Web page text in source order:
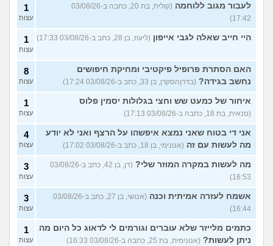
לעבור מגוב ללוחמה
(קולית, בת 20, כתבה ב-03/08/26
17:42)
1
עצות
היי חייב שאלה לגבי אייפון (ליעוז, בן 28, כתב ב-03/08/26 17:33) 1
עצות
האם הסתרת פרופיל פיקטיבי ומחיקת חיפושים
נחשב בגידה? (בדרןהסקרן, בן 33, כתב ב-03/08/26 17:24)
8
עצות
איחור של כמעט שש וחצי בגלולות יסמין פלוס
(סנאית, בת 18, כתבה ב-03/08/26 17:13)
1
עצות
אני די בטוח שאני נמצא איפשהו על הרצף ואני לא יודע
מה לעשות עם זה (אנונימי, בן 18, כתב ב-03/08/26 17:02)
4
עצות
מה לעשות במקרה המוזר שלי?
(דן, בן 42, כתב ב-03/08/26
16:53)
3
עצות
אשמח לעזרה אמיתית וכנה
(אנושי, בן 27, כתב ב-03/08/26
16:44)
3
עצות
כתמים מלייזר שלא עוברים וגורמים לי לדאוג כל היום מה
ניתן לעשות? (אנונימית, בת 25, כתבה ב-03/08/26 16:33)
1
עצות